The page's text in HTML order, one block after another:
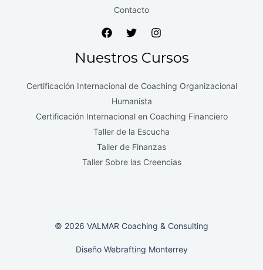
Contacto
Nuestros Cursos
Certificación Internacional de Coaching Organizacional
Humanista
Certificación Internacional en Coaching Financiero
Taller de la Escucha
Taller de Finanzas
Taller Sobre las Creencias
© 2026 VALMAR Coaching & Consulting
Diseño Webrafting Monterrey